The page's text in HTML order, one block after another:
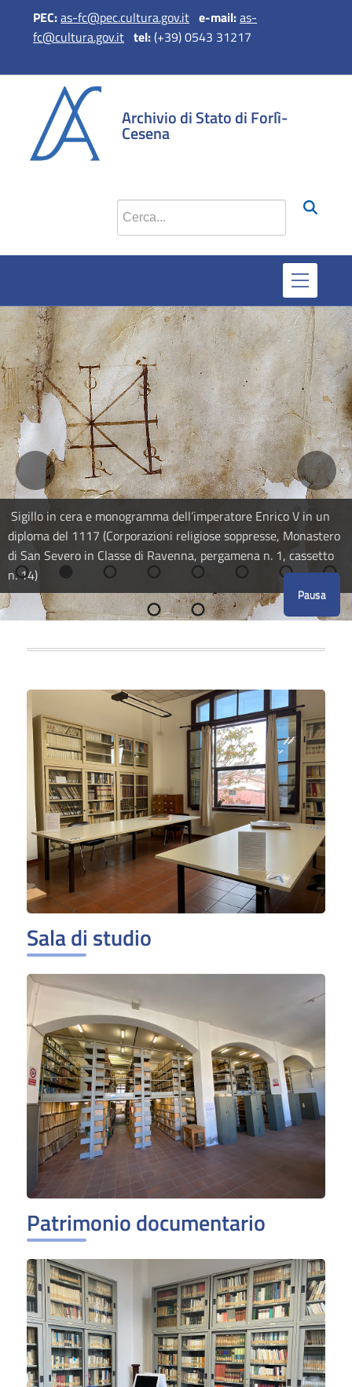
PEC:as-fc@pec.cultura.gov.it e-mail:as-
fc@cultura.gov.it ​​​​​​​tel:(+39) 0543 31217
Archivio di Stato di Forlì-
Cesena
Cerca nel sito
Sigillo in cera e monogramma dell’imperatore Enrico V in un
diploma del 1117 (Corporazioni religiose soppresse, Monastero
di San Severo in Classe di Ravenna, pergamena n. 1, cassetto
n. 14)
Pausa
Sala di studio
Patrimonio documentario